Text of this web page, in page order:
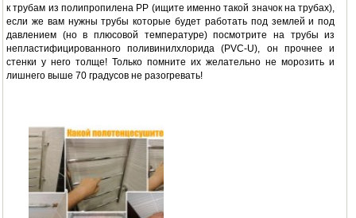
к трубам из полипропилена PP (ищите именно такой значок на трубах),
если же вам нужны трубы которые будет работать под землей и под
давлением (но в плюсовой температуре) посмотрите на трубы из
непластифицированного поливинилхлорида (PVC-U), он прочнее и
стенки у него толще! Только помните их желательно не морозить и
лишнего выше 70 градусов не разогревать!